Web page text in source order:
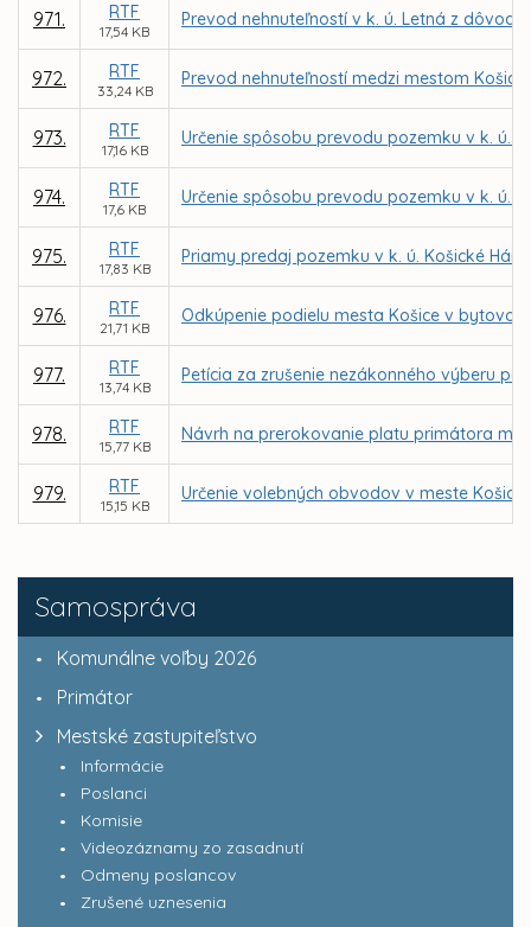
Samospráva
Komunálne voľby 2026
Primátor
Mestské zastupiteľstvo
Informácie
Poslanci
Komisie
Videozáznamy zo zasadnutí
Odmeny poslancov
Zrušené uznesenia
971. RTF
17,54 KB
Prevod nehnuteľností v k. ú. Letná z dôvodu
972. RTF
33,24 KB
Prevod nehnuteľností medzi mestom
973. RTF
17,16 KB
Určenie spôsobu prevodu pozemku v k. ú.
974. RTF
17,6 KB
Určenie spôsobu prevodu pozemku v k. ú.
975. RTF
17,83 KB
Priamy predaj pozemku v k. ú. Košické
976. RTF
21,71 KB
Odkúpenie podielu mesta Košice v
977. RTF
13,74 KB
Petícia za zrušenie nezákonného výberu
978. RTF
15,77 KB
Návrh na prerokovanie platu primátora
979. RTF
15,15 KB
Určenie volebných obvodov v meste